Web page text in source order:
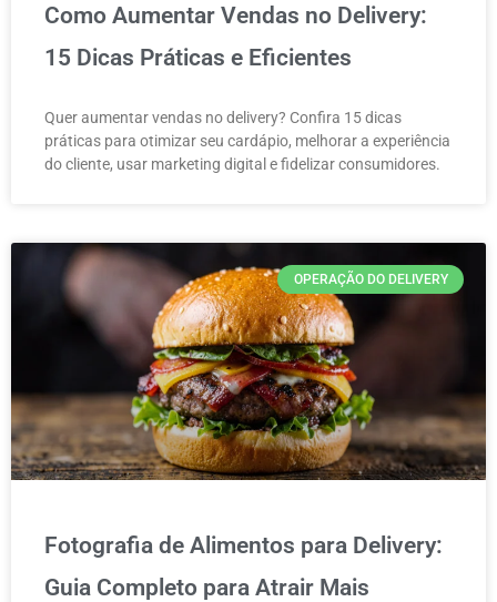
Como Aumentar Vendas no Delivery:
15 Dicas Práticas e Eficientes
Quer aumentar vendas no delivery? Confira 15 dicas
práticas para otimizar seu cardápio, melhorar a experiência
do cliente, usar marketing digital e fidelizar consumidores.
OPERAÇÃO DO DELIVERY
Fotografia de Alimentos para Delivery:
Guia Completo para Atrair Mais